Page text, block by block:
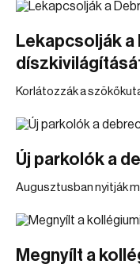
Lekapcsolják
Korlátozzák a
Új parkolók a
Augusztusban nyitják
Megnyílt a